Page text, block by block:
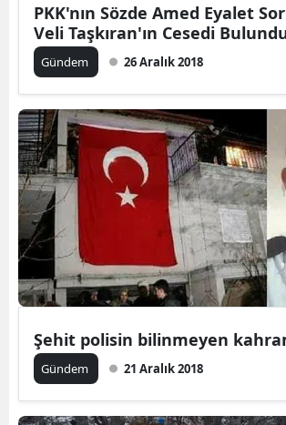
PKK'nın Sözde Amed Eyalet
Veli Taşkıran'ın Cesedi
Gündem 26 Aralık 2018
Şehit polisin bilinmeyen
Gündem 21 Aralık 2018